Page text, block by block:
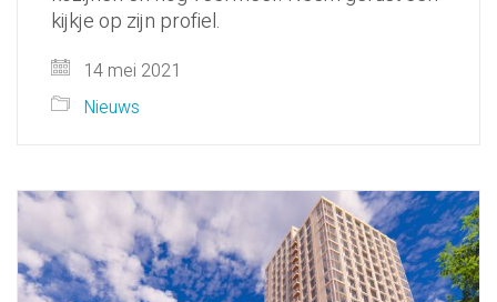
kijkje op zijn profiel.
14 mei 2021
Nieuws